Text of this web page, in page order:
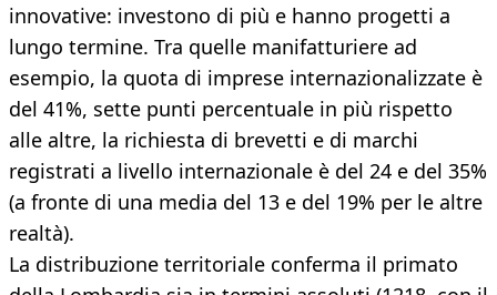
innovative: investono di più e hanno progetti a
lungo termine. Tra quelle manifatturiere ad
esempio, la quota di imprese internazionalizzate è
del 41%, sette punti percentuale in più rispetto
alle altre, la richiesta di brevetti e di marchi
registrati a livello internazionale è del 24 e del 35%
(a fronte di una media del 13 e del 19% per le altre
realtà).
La distribuzione territoriale conferma il primato